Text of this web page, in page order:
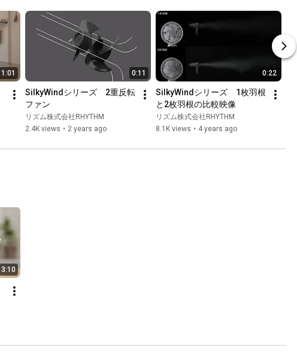
1:01 0:11
SilkyWindシリーズ　2重反転
ファン
リズム株式会社RHYTHM
2.4K views • 2 years ago
0:22
SilkyWindシリーズ　1枚羽根
と2枚羽根の比較映像
リズム株式会社RHYTHM
8.1K views • 4 years ago
3:10